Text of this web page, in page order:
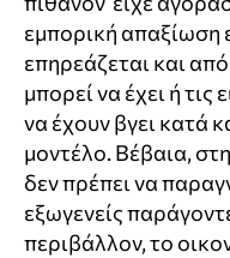
εμπορική απαξίωση
επηρεάζεται και
μπορεί να έχει ή τις
να έχουν βγει κατά
μοντέλο. Βέβαια,
δεν πρέπει να
εξωγενείς
περιβάλλον, το